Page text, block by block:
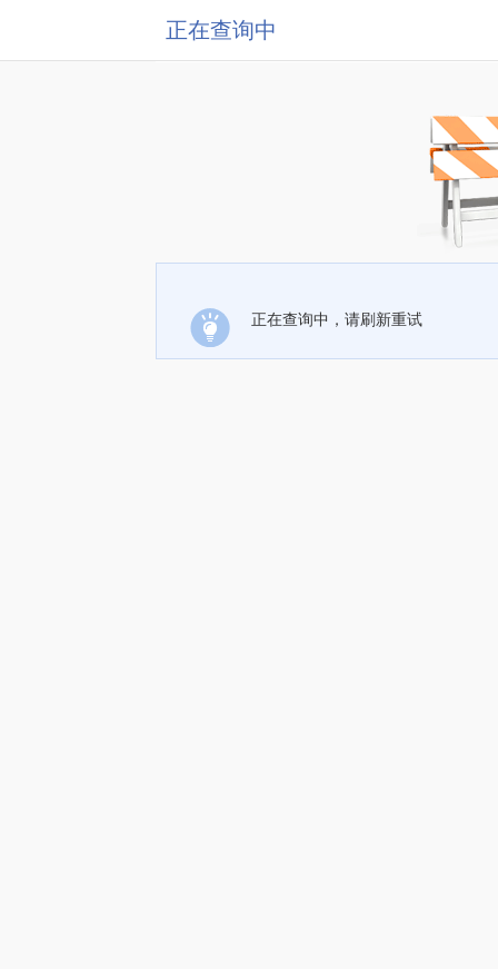
正在查询中
正在查询中，请刷新重试